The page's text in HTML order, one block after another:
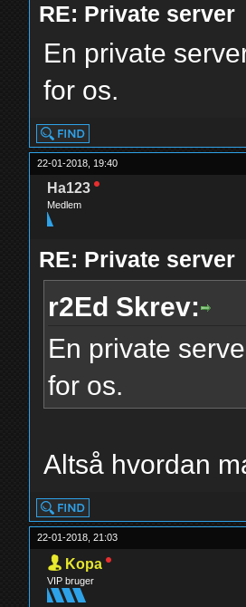
RE: Private server
En private
for os.
22-01-2018, 19:40
Ha123
Medlem
RE: Private server
r2Ed Skrev:
En private
for os.
Altså hvordan
22-01-2018, 21:03
Kopa
VIP bruger